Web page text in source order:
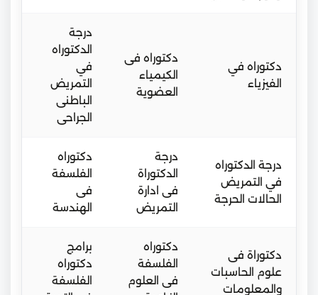
دكتوراه في
الفيزياء
دكتوراه فى
الكيمياء
العضوية
درجة
الدكتوراه
في
التمريض
الباطنى
الجراحى
درجة الدكتوراه
في التمريض
الحالات الحرجة
درجة
الدكتوراة
فى ادارة
التمريض
دكتوراه
الفلسفة
فى
الهندسة
دكتوراة فى
علوم الحاسبات
والمعلومات
دكتوراه
الفلسفة
فى العلوم
برامج
دكتوراه
الفلسفة